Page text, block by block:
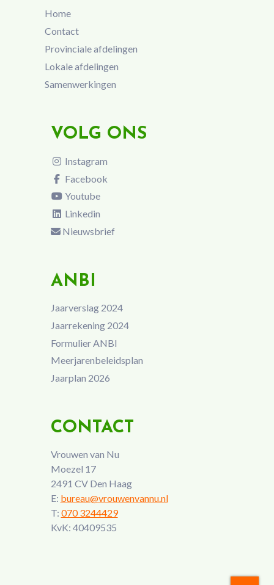
Home
Contact
Provinciale afdelingen
Lokale afdelingen
Samenwerkingen
VOLG ONS
Instagram
Facebook
Youtube
Linkedin
Nieuwsbrief
ANBI
Jaarverslag 2024
Jaarrekening 2024
Formulier ANBI
Meerjarenbeleidsplan
Jaarplan 2026
CONTACT
Vrouwen van Nu
Moezel 17
2491 CV Den Haag
E: bureau@vrouwenvannu.nl
T: 070 3244429
KvK: 40409535